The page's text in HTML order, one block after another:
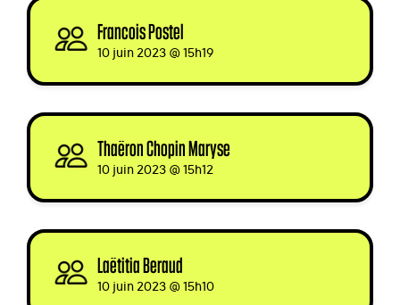
Francois Postel
10 juin 2023 @ 15h19
Thaëron Chopin Maryse
10 juin 2023 @ 15h12
Laëtitia Beraud
10 juin 2023 @ 15h10